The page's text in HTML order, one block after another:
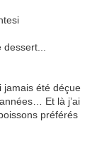
jamais été déçue
Et là j’ai
préférés